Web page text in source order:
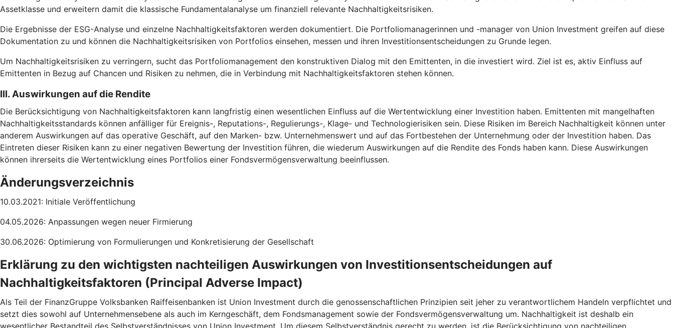
Assetklasse und erweitern damit die klassische Fundamentalanalyse um finanziell relevante Nachhaltigkeitsrisiken.
Die Ergebnisse der ESG-Analyse und einzelne Nachhaltigkeitsfaktoren werden dokumentiert. Die Portfoliomanagerinnen und -manager von Union Investment greifen auf diese
Dokumentation zu und können die Nachhaltigkeitsrisiken von Portfolios einsehen, messen und ihren Investitionsentscheidungen zu Grunde legen.
Um Nachhaltigkeitsrisiken zu verringern, sucht das Portfoliomanagement den konstruktiven Dialog mit den Emittenten, in die investiert wird. Ziel ist es, aktiv Einfluss auf
Emittenten in Bezug auf Chancen und Risiken zu nehmen, die in Verbindung mit Nachhaltigkeitsfaktoren stehen können.
III. Auswirkungen auf die Rendite
Die Berücksichtigung von Nachhaltigkeitsfaktoren kann langfristig einen wesentlichen Einfluss auf die Wertentwicklung einer Investition haben. Emittenten mit mangelhaften
Nachhaltigkeitsstandards können anfälliger für Ereignis-, Reputations-, Regulierungs-, Klage- und Technologierisiken sein. Diese Risiken im Bereich Nachhaltigkeit können unter
anderem Auswirkungen auf das operative Geschäft, auf den Marken- bzw. Unternehmenswert und auf das Fortbestehen der Unternehmung oder der Investition haben. Das
Eintreten dieser Risiken kann zu einer negativen Bewertung der Investition führen, die wiederum Auswirkungen auf die Rendite des Fonds haben kann. Diese Auswirkungen
können ihrerseits die Wertentwicklung eines Portfolios einer Fondsvermögensverwaltung beeinflussen.
Änderungsverzeichnis
10.03.2021: Initiale Veröffentlichung
04.05.2026: Anpassungen wegen neuer Firmierung
30.06.2026: Optimierung von Formulierungen und Konkretisierung der Gesellschaft
Erklärung zu den wichtigsten nachteiligen Auswirkungen von Investitionsentscheidungen auf
Nachhaltigkeitsfaktoren (Principal Adverse Impact)
Als Teil der FinanzGruppe Volksbanken Raiffeisenbanken ist Union Investment durch die genossenschaftlichen Prinzipien seit jeher zu verantwortlichem Handeln verpflichtet und
setzt dies sowohl auf Unternehmensebene als auch im Kerngeschäft, dem Fondsmanagement sowie der Fondsvermögensverwaltung um. Nachhaltigkeit ist deshalb ein
wesentlicher Bestandteil des Selbstverständnisses von Union Investment. Um diesem Selbstverständnis gerecht zu werden, ist die Berücksichtigung von nachteiligen